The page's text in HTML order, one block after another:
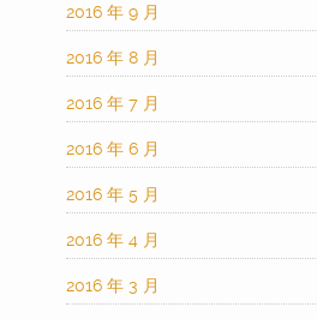
2016 年 9 月
2016 年 8 月
2016 年 7 月
2016 年 6 月
2016 年 5 月
2016 年 4 月
2016 年 3 月